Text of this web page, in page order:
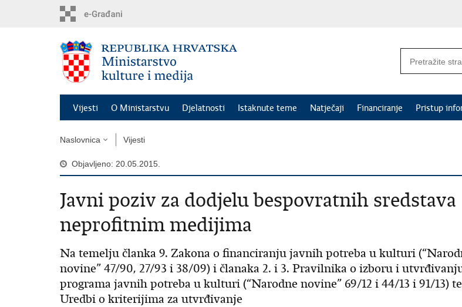
Vijesti O Ministarstvu Djelatnosti Istaknute teme Natječaji Financiranje Pristup
Naslovnica Vijesti
Objavljeno: 20.05.2015.
Javni poziv za dodjelu bespovratnih sredstava
neprofitnim medijima
Na temelju članka 9. Zakona o financiranju javnih potreba u kulturi
novine” 47/90, 27/93 i 38/09) i članaka 2. i 3. Pravilnika o izboru i
programa javnih potreba u kulturi (“Narodne novine” 69/12 i 44/13 i 91/13)
Uredbi o kriterijima za utvrđivanje